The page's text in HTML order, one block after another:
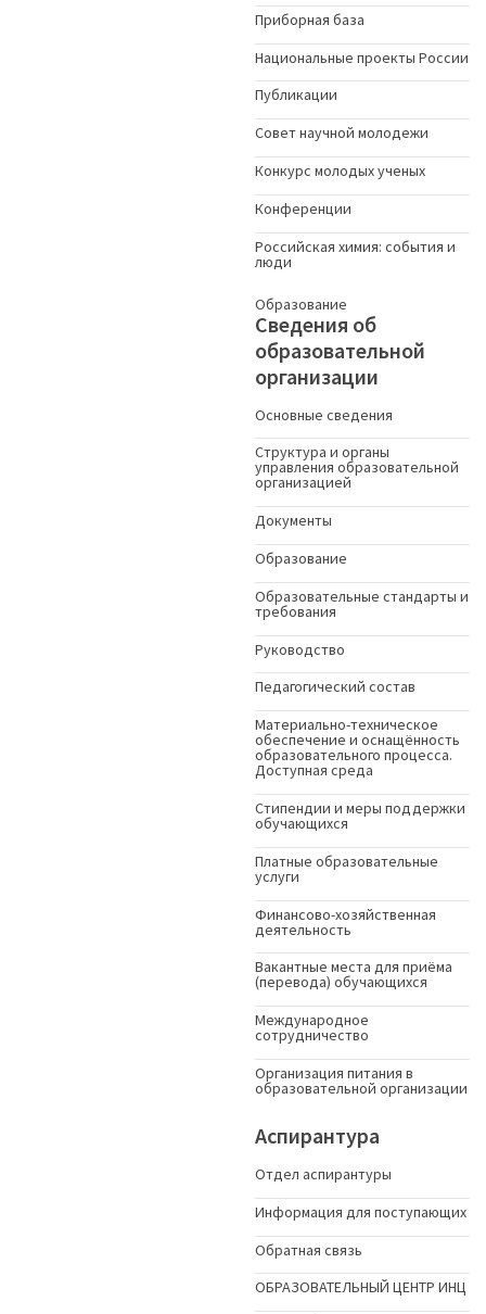
Приборная база
Национальные проекты России
Публикации
Совет научной молодежи
Конкурс молодых ученыx
Конференции
Российская химия: события и
люди
Образование
Сведения об
образовательной
организации
Основные сведения
Структура и органы
управления образовательной
организацией
Документы
Образование
Образовательные стандарты и
требования
Руководство
Педагогический состав
Материально-техническое
обеспечение и оснащённость
образовательного процесса.
Доступная среда
Стипендии и меры поддержки
обучающихся
Платные образовательные
услуги
Финансово-хозяйственная
деятельность
Вакантные места для приёма
(перевода) обучающихся
Международное
сотрудничество
Организация питания в
образовательной организации
Аспирантура
Отдел аспирантуры
Информация для поступающих
Обратная связь
ОБРАЗОВАТЕЛЬНЫЙ ЦЕНТР ИНЦ